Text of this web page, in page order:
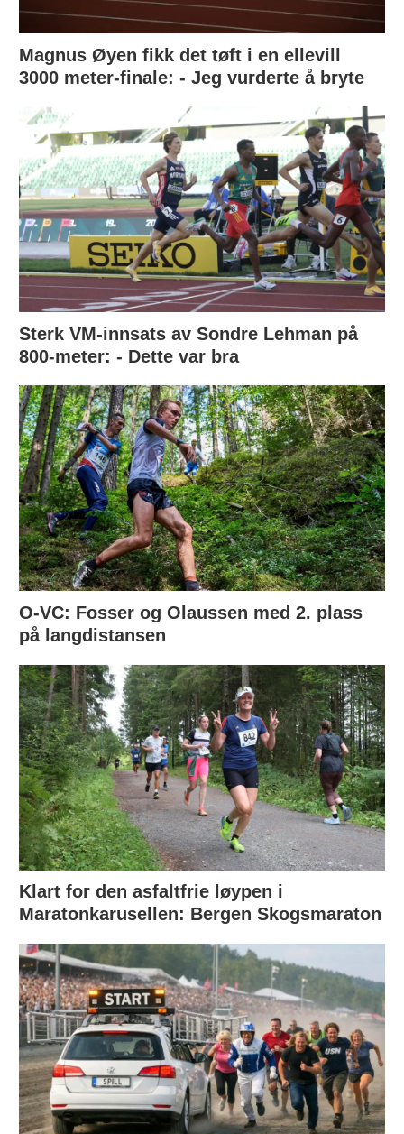
Magnus Øyen fikk det tøft i en ellevill
3000 meter-finale: - Jeg vurderte å bryte
Sterk VM-innsats av Sondre Lehman på
800-meter: - Dette var bra
O-VC: Fosser og Olaussen med 2. plass
på langdistansen
Klart for den asfaltfrie løypen i
Maratonkarusellen: Bergen Skogsmaraton